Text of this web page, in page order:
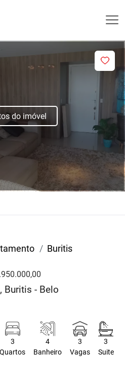
do imóvel
Buritis
Buritis - Belo
3
Quartos
4
Banheiro
3
Vagas
3
Suite